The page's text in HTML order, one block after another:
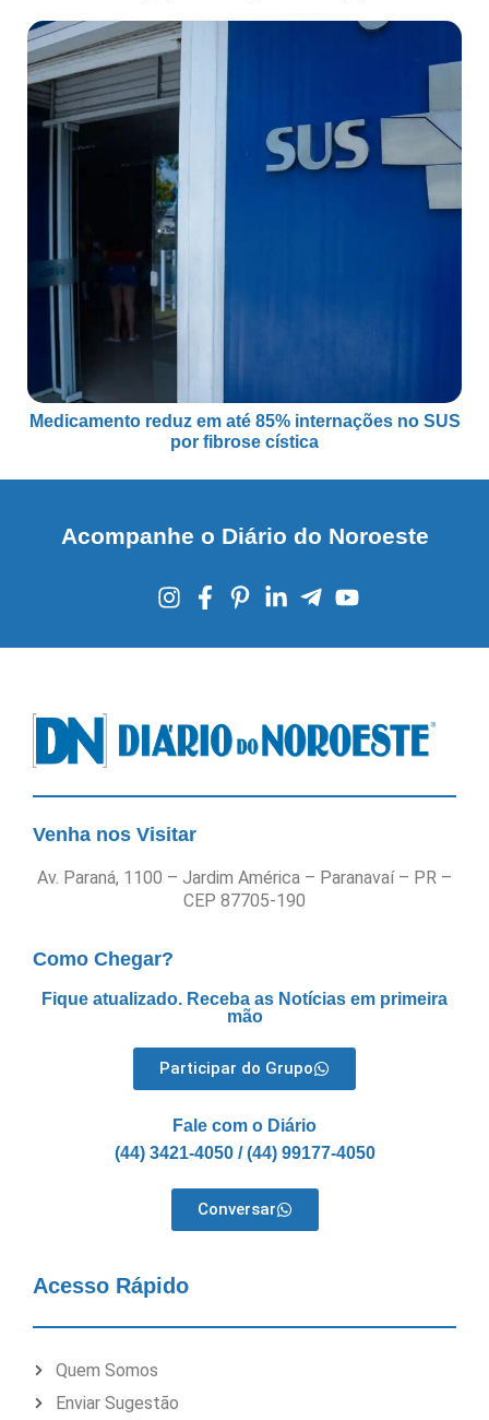
Medicamento reduz em até 85% internações no SUS
por fibrose cística
Acompanhe o Diário do Noroeste
Venha nos Visitar
Av. Paraná, 1100 – Jardim América – Paranavaí – PR –
CEP 87705-190
Como Chegar?
Fique atualizado. Receba as Notícias em primeira
mão
Participar do Grupo
Fale com o Diário
(44) 3421-4050 / (44) 99177-4050
Conversar
Acesso Rápido
Quem Somos
Enviar Sugestão